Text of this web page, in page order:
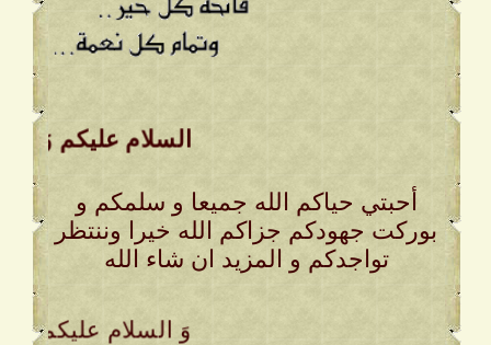
السلام عليكم وَ
أحبتي حياكم الله جميعا و سلمكم و
بوركت جهودكم جزاكم الله خيرا وننتظر
تواجدكم و المزيد ان شاء الله
. وَ السلام عليكم وَ